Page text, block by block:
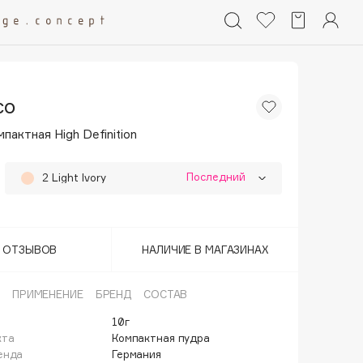
High Definition
2 Light Ivory Последний
ОТЗЫВОВ НАЛИЧИЕ В МАГАЗИНАХ
ПРИМЕНЕНИЕ БРЕНД СОСТАВ
10г
Компактная пудра
Германия